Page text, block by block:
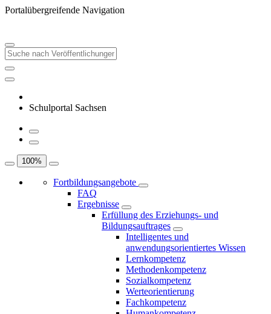
Portalübergreifende Navigation
Schulportal Sachsen
100%
Fortbildungsangebote
FAQ
Ergebnisse
Erfüllung des Erziehungs- und
Bildungsauftrages
Intelligentes und
anwendungsorientiertes Wissen
Lernkompetenz
Methodenkompetenz
Sozialkompetenz
Werteorientierung
Fachkompetenz